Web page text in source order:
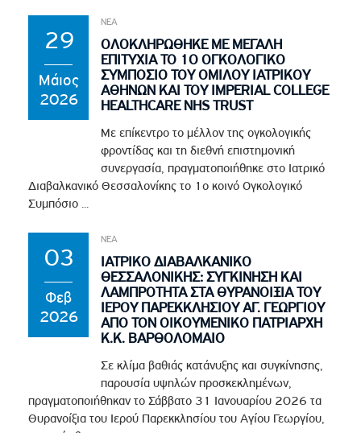
29
Μάιος
2026
ΝΕΑ
ΟΛΟΚΛΗΡΩΘΗΚΕ ΜΕ ΜΕΓΑΛΗ
ΕΠΙΤΥΧΙΑ ΤΟ 1Ο ΟΓΚΟΛΟΓΙΚΟ
ΣΥΜΠΟΣΙΟ ΤΟΥ ΟΜΙΛΟΥ ΙΑΤΡΙΚΟΥ
ΑΘΗΝΩΝ ΚΑΙ ΤΟΥ IMPERIAL COLLEGE
HEALTHCARE NHS TRUST
Με επίκεντρο το μέλλον της ογκολογικής
φροντίδας και τη διεθνή επιστημονική
συνεργασία, πραγματοποιήθηκε στο Ιατρικό
Διαβαλκανικό Θεσσαλονίκης το 1ο κοινό Ογκολογικό
Συμπόσιο ...
03
Φεβ
2026
ΝΕΑ
ΙΑΤΡΙΚΟ ΔΙΑΒΑΛΚΑΝΙΚΟ
ΘΕΣΣΑΛΟΝΙΚΗΣ: ΣΥΓΚΙΝΗΣΗ ΚΑΙ
ΛΑΜΠΡΟΤΗΤΑ ΣΤΑ ΘΥΡΑΝΟΙΞΙΑ ΤΟΥ
ΙΕΡΟΥ ΠΑΡΕΚΚΛΗΣΙΟΥ ΑΓ. ΓΕΩΡΓΙΟΥ
ΑΠΟ ΤΟΝ ΟΙΚΟΥΜΕΝΙΚΟ ΠΑΤΡΙΑΡΧΗ
Κ.Κ. ΒΑΡΘΟΛΟΜΑΙΟ
Σε κλίμα βαθιάς κατάνυξης και συγκίνησης,
παρουσία υψηλών προσκεκλημένων,
πραγματοποιήθηκαν το Σάββατο 31 Ιανουαρίου 2026 τα
Θυρανοίξια του Ιερού Παρεκκλησίου του Αγίου Γεωργίου,